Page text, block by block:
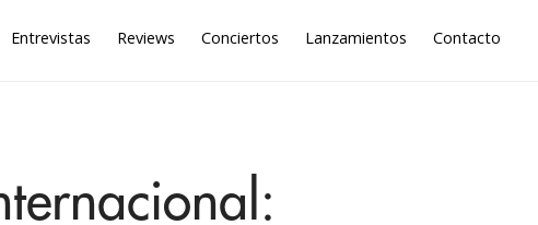
Entrevistas Reviews Conciertos Lanzamientos Contacto